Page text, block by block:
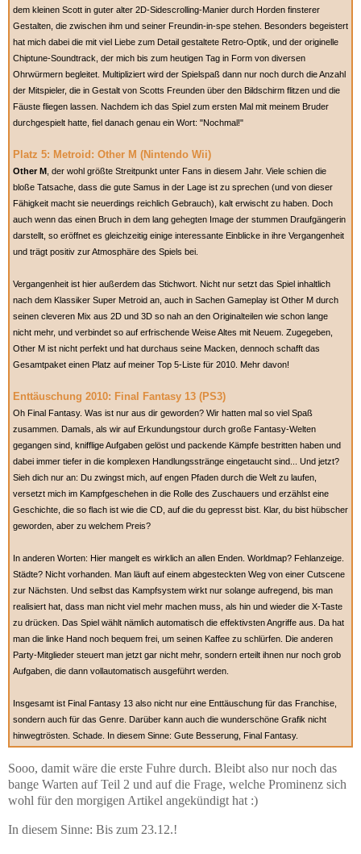
dem kleinen Scott in guter alter 2D-Sidescrolling-Manier durch Horden finsterer
Gestalten, die zwischen ihm und seiner Freundin-in-spe stehen. Besonders begeistert
hat mich dabei die mit viel Liebe zum Detail gestaltete Retro-Optik, und der originelle
Chiptune-Soundtrack, der mich bis zum heutigen Tag in Form von diversen
Ohrwürmern begleitet. Multipliziert wird der Spielspaß dann nur noch durch die Anzahl
der Mitspieler, die in Gestalt von Scotts Freunden über den Bildschirm flitzen und die
Fäuste fliegen lassen. Nachdem ich das Spiel zum ersten Mal mit meinem Bruder
durchgespielt hatte, fiel danach genau ein Wort: "Nochmal!"
Platz 5: Metroid: Other M (Nintendo Wii)
Other M , der wohl größte Streitpunkt unter Fans in diesem Jahr. Viele schien die
bloße Tatsache, dass die gute Samus in der Lage ist zu sprechen (und von dieser
Fähigkeit macht sie neuerdings reichlich Gebrauch), kalt erwischt zu haben. Doch
auch wenn das einen Bruch in dem lang gehegten Image der stummen Draufgängerin
darstellt, so eröffnet es gleichzeitig einige interessante Einblicke in ihre Vergangenheit
und trägt positiv zur Atmosphäre des Spiels bei.
Vergangenheit ist hier außerdem das Stichwort. Nicht nur setzt das Spiel inhaltlich
nach dem Klassiker Super Metroid an, auch in Sachen Gameplay ist Other M durch
seinen cleveren Mix aus 2D und 3D so nah an den Originalteilen wie schon lange
nicht mehr, und verbindet so auf erfrischende Weise Altes mit Neuem. Zugegeben,
Other M ist nicht perfekt und hat durchaus seine Macken, dennoch schafft das
Gesamtpaket einen Platz auf meiner Top 5-Liste für 2010. Mehr davon!
Enttäuschung 2010: Final Fantasy 13 (PS3)
Oh Final Fantasy. Was ist nur aus dir geworden? Wir hatten mal so viel Spaß
zusammen. Damals, als wir auf Erkundungstour durch große Fantasy-Welten
gegangen sind, knifflige Aufgaben gelöst und packende Kämpfe bestritten haben und
dabei immer tiefer in die komplexen Handlungsstränge eingetaucht sind... Und jetzt?
Sieh dich nur an: Du zwingst mich, auf engen Pfaden durch die Welt zu laufen,
versetzt mich im Kampfgeschehen in die Rolle des Zuschauers und erzählst eine
Geschichte, die so flach ist wie die CD, auf die du gepresst bist. Klar, du bist hübscher
geworden, aber zu welchem Preis?
In anderen Worten: Hier mangelt es wirklich an allen Enden. Worldmap? Fehlanzeige.
Städte? Nicht vorhanden. Man läuft auf einem abgesteckten Weg von einer Cutscene
zur Nächsten. Und selbst das Kampfsystem wirkt nur solange aufregend, bis man
realisiert hat, dass man nicht viel mehr machen muss, als hin und wieder die X-Taste
zu drücken. Das Spiel wählt nämlich automatisch die effektivsten Angriffe aus. Da hat
man die linke Hand noch bequem frei, um seinen Kaffee zu schlürfen. Die anderen
Party-Mitglieder steuert man jetzt gar nicht mehr, sondern erteilt ihnen nur noch grob
Aufgaben, die dann vollautomatisch ausgeführt werden.
Insgesamt ist Final Fantasy 13 also nicht nur eine Enttäuschung für das Franchise,
sondern auch für das Genre. Darüber kann auch die wunderschöne Grafik nicht
hinwegtrösten. Schade. In diesem Sinne: Gute Besserung, Final Fantasy.
Sooo, damit wäre die erste Fuhre durch. Bleibt also nur noch das
bange Warten auf Teil 2 und auf die Frage, welche Prominenz sich
wohl für den morgigen Artikel angekündigt hat :)
In diesem Sinne: Bis zum 23.12.!